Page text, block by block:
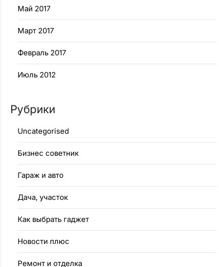
Май 2017
Март 2017
Февраль 2017
Июль 2012
Рубрики
Uncategorised
Бизнес советник
Гараж и авто
Дача, участок
Как выбрать гаджет
Новости плюс
Ремонт и отделка